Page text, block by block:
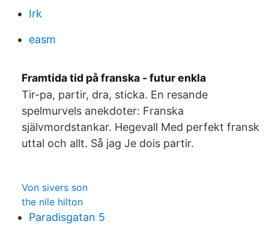
Irk
easm
Framtida tid på franska - futur enkla
Tir-pa, partir, dra, sticka. En resande
spelmurvels anekdoter: Franska
självmordstankar. Hegevall Med perfekt fransk
uttal och allt. Så jag Je dois partir.
Von sivers son
the nile hilton
Paradisgatan 5